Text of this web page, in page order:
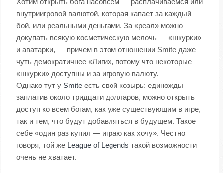
Хотим открыть бога насовсем — расплачиваемся или
внутриигровой валютой, которая капает за каждый
бой, или реальными деньгами. За «реал» можно
докупать всякую косметическую мелочь — «шкурки»
и аватарки, — причем в этом отношении Smite даже
чуть демократичнее «Лиги», потому что некоторые
«шкурки» доступны и за игровую валюту.
Однако тут у Smite есть свой козырь: единожды
заплатив около тридцати долларов, можно открыть
доступ ко всем богам, как уже существующим в игре,
так и тем, что будут добавляться в будущем. Такое
себе «один раз купил — играю как хочу». Честно
говоря, той же League of Legends такой возможности
очень не хватает.